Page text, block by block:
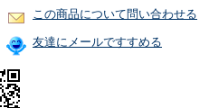
この商品について問い合わせる
友達にメールですすめる